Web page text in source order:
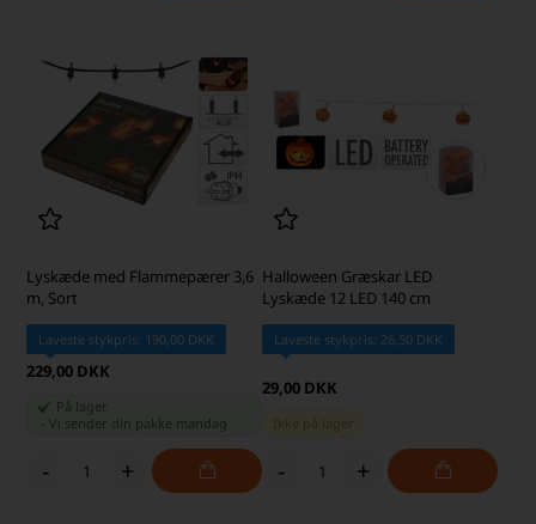
Lyskæde med Flammepærer 3,6
m, Sort
Laveste stykpris: 190,00 DKK
229,00 DKK
På lager
-Vi sender din pakke mandag
- +
Halloween Græskar LED
Lyskæde 12 LED 140 cm
Laveste stykpris: 26,50 DKK
29,00 DKK
Ikke på lager
- +